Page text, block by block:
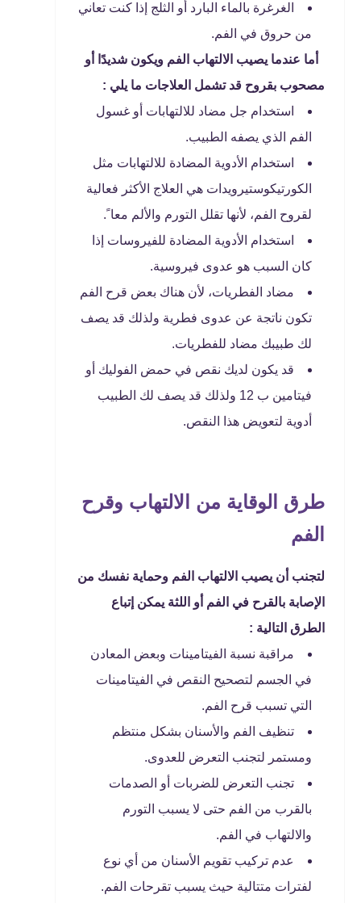
الغرغرة بالماء البارد أو الثلج إذا كنت تعاني
من حروق في الفم.
أما عندما يصيب الالتهاب الفم ويكون شديدًا أو
مصحوب بقروح قد تشمل العلاجات ما يلي :
استخدام جل مضاد للالتهابات أو غسول
الفم الذي يصفه الطبيب.
استخدام الأدوية المضادة للالتهابات مثل
الكورتيكوستيرويدات هي العلاج الأكثر فعالية
لقروح الفم، لأنها تقلل التورم والألم معا ً.
استخدام الأدوية المضادة للفيروسات إذا
كان السبب هو عدوى فيروسية.
مضاد الفطريات، لأن هناك بعض قرح الفم
تكون ناتجة عن عدوى فطرية ولذلك قد يصف
لك طبيبك مضاد للفطريات.
قد يكون لديك نقص في حمض الفوليك أو
فيتامين ب 12 ولذلك قد يصف لك الطبيب
أدوية لتعويض هذا النقص.
طرق الوقاية من الالتهاب وقرح
الفم
لتجنب أن يصيب الالتهاب الفم وحماية نفسك من
الإصابة بالقرح في الفم أو اللثة يمكن إتباع
الطرق التالية :
مراقبة نسبة الفيتامينات وبعض المعادن
في الجسم لتصحيح النقص في الفيتامينات
التي تسبب قرح الفم.
تنظيف الفم والأسنان بشكل منتظم
ومستمر لتجنب التعرض للعدوى.
تجنب التعرض للضربات أو الصدمات
بالقرب من الفم حتى لا يسبب التورم
والالتهاب في الفم.
عدم تركيب تقويم الأسنان من أي نوع
لفترات متتالية حيث يسبب تقرحات الفم.